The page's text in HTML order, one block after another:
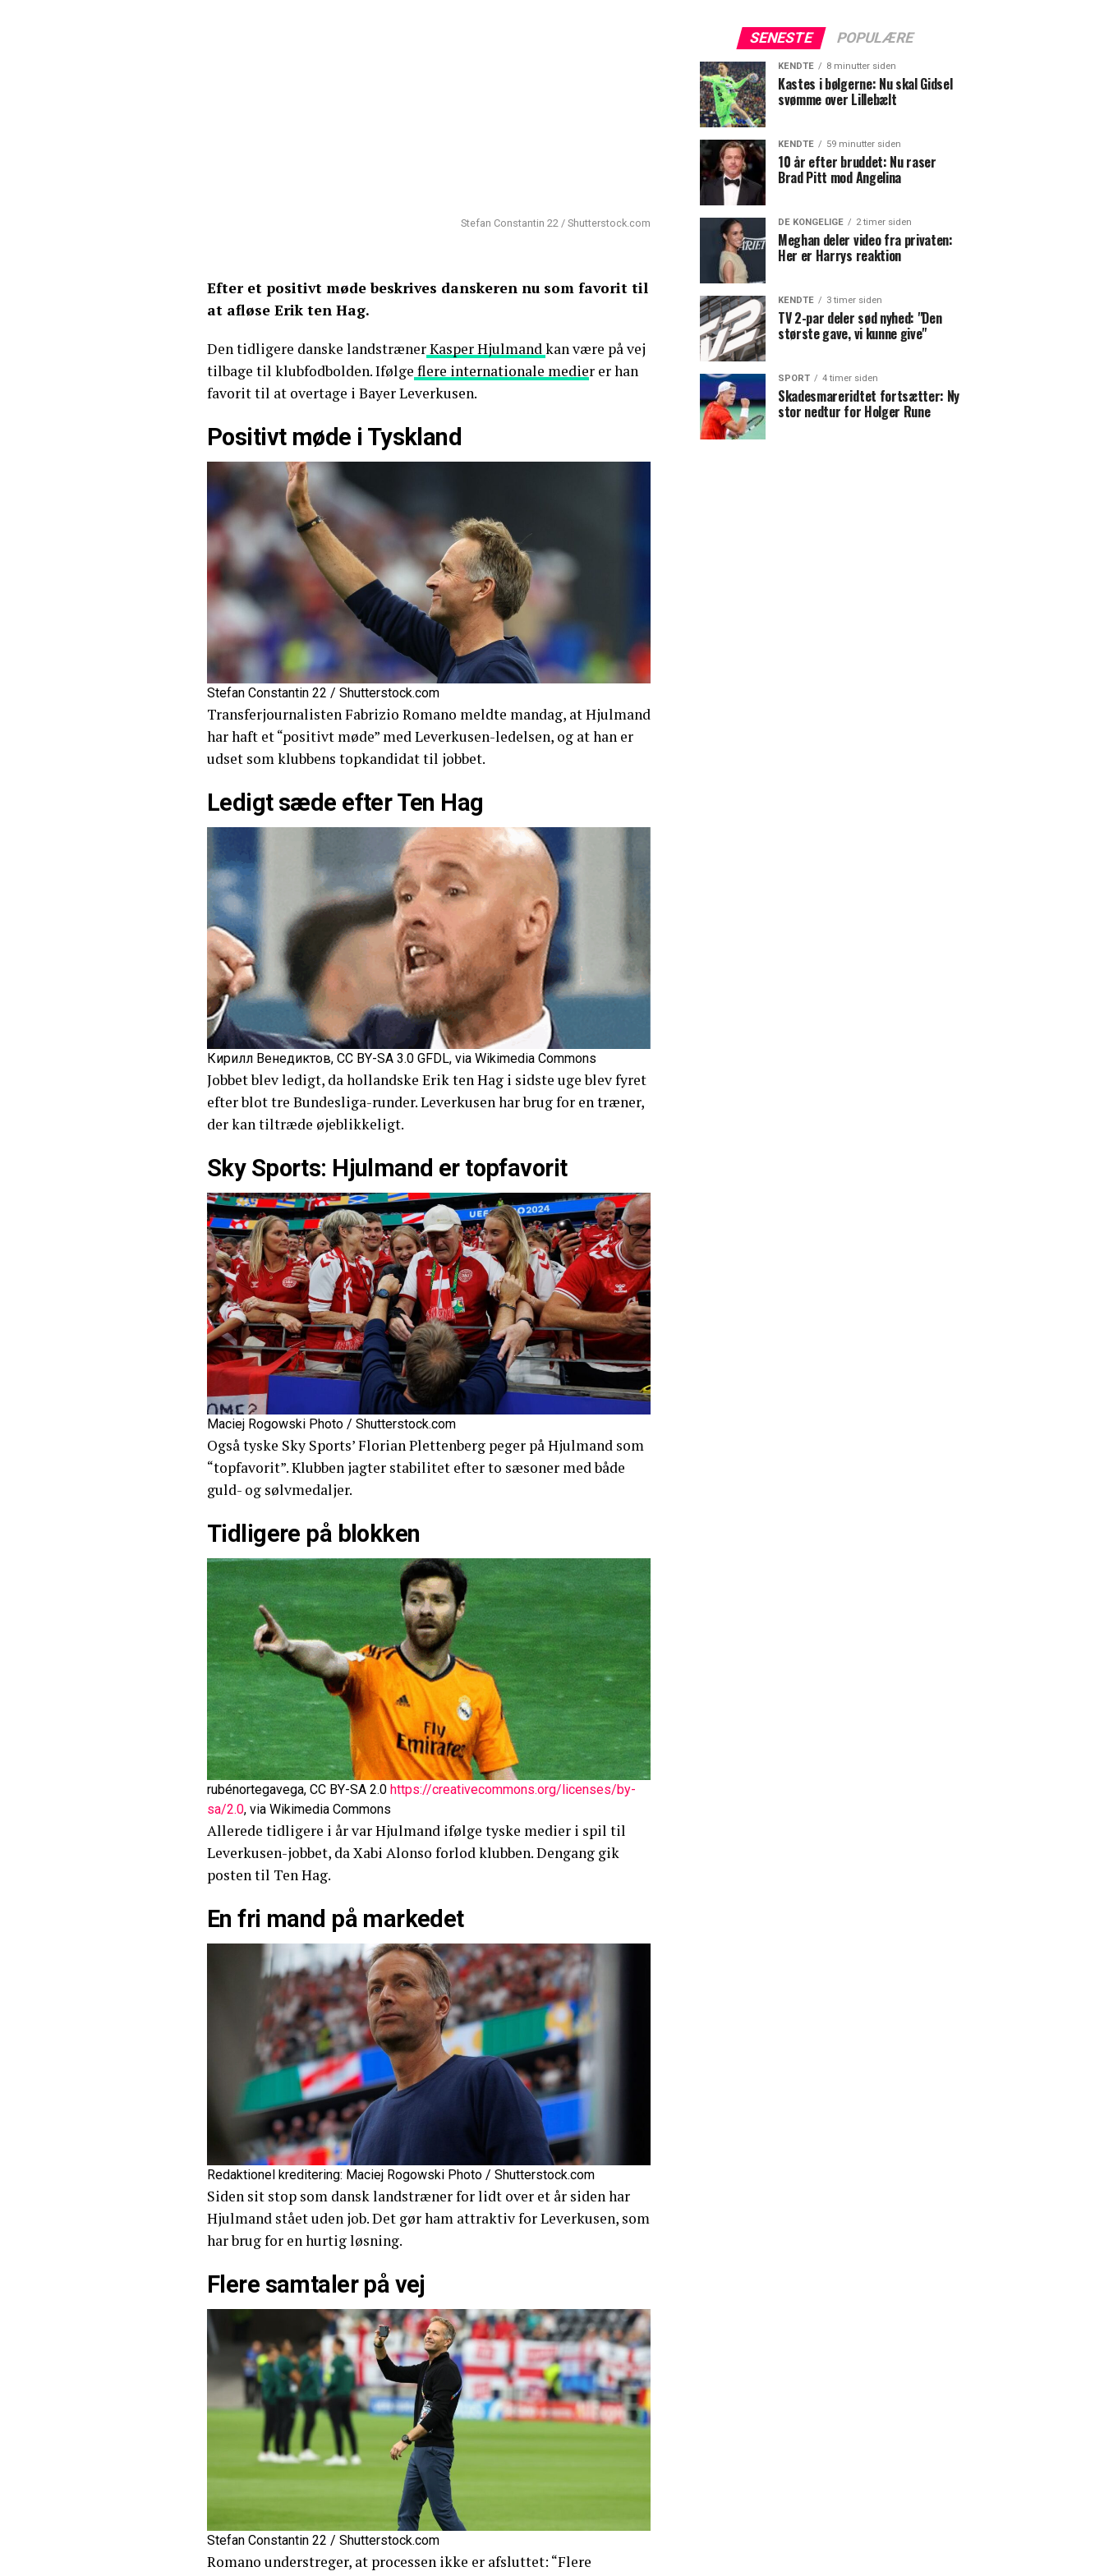
Stefan Constantin 22 / Shutterstock.com
Efter et positivt møde beskrives danskeren nu som favorit til
at afløse Erik ten Hag.
Den tidligere danske landstrænerKasper Hjulmandkan være på vej
tilbage til klubfodbolden. Ifølge flere internationale medier er han
favorit til at overtage i Bayer Leverkusen.
Positivt møde i Tyskland
Stefan Constantin 22 / Shutterstock.com
Transferjournalisten Fabrizio Romano meldte mandag, at Hjulmand
har haft et “positivt møde” med Leverkusen-ledelsen, og at han er
udset som klubbens topkandidat til jobbet.
Ledigt sæde efter Ten Hag
Кирилл Венедиктов, CC BY-SA 3.0 GFDL, via Wikimedia Commons
Jobbet blev ledigt, da hollandske Erik ten Hag i sidste uge blev fyret
efter blot tre Bundesliga-runder. Leverkusen har brug for en træner,
der kan tiltræde øjeblikkeligt.
Sky Sports: Hjulmand er topfavorit
Maciej Rogowski Photo / Shutterstock.com
Også tyske Sky Sports’ Florian Plettenberg peger på Hjulmand som
“topfavorit”. Klubben jagter stabilitet efter to sæsoner med både
guld- og sølvmedaljer.
Tidligere på blokken
rubénortegavega, CC BY-SA 2.0 https://creativecommons.org/licenses/by-
sa/2.0, via Wikimedia Commons
Allerede tidligere i år var Hjulmand ifølge tyske medier i spil til
Leverkusen-jobbet, da Xabi Alonso forlod klubben. Dengang gik
posten til Ten Hag.
En fri mand på markedet
Redaktionel kreditering: Maciej Rogowski Photo / Shutterstock.com
Siden sit stop som dansk landstræner for lidt over et år siden har
Hjulmand stået uden job. Det gør ham attraktiv for Leverkusen, som
har brug for en hurtig løsning.
Flere samtaler på vej
Stefan Constantin 22 / Shutterstock.com
Romano understreger, at processen ikke er afsluttet: “Flere
SENESTE POPULÆRE
KENDTE 8 minutter siden
Kastes i bølgerne: Nu skal Gidsel
svømme over Lillebælt
KENDTE 59 minutter siden
10 år efter bruddet: Nu raser
Brad Pitt mod Angelina
DE KONGELIGE 2 timer siden
Meghan deler video fra privaten:
Her er Harrys reaktion
KENDTE 3 timer siden
TV 2-par deler sød nyhed: "Den
største gave, vi kunne give"
SPORT 4 timer siden
Skadesmareridtet fortsætter: Ny
stor nedtur for Holger Rune